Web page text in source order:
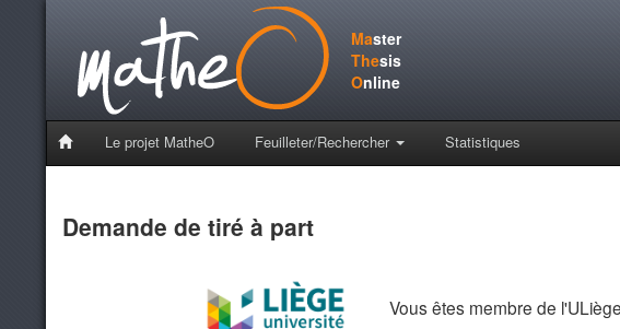
Master
Thesis
Online
Le projet MatheO Feuilleter/Rechercher Statistiques
Demande de tiré à part
Vous êtes membre de